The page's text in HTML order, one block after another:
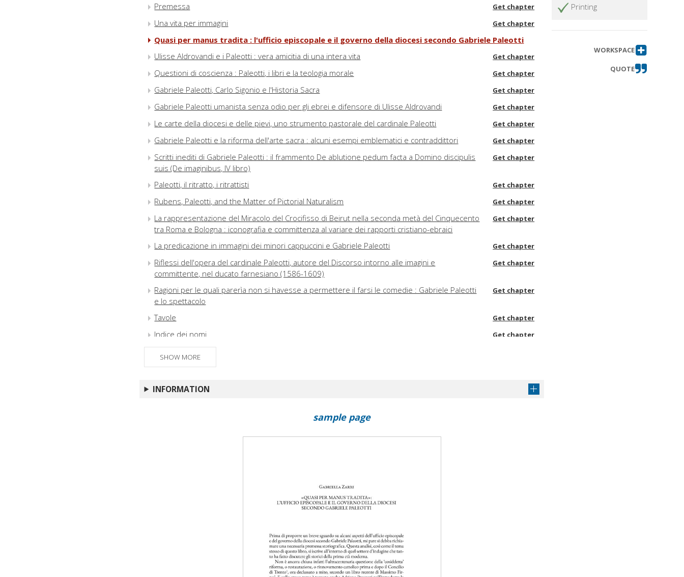
Premessa Get chapter
Una vita per immagini Get chapter
Quasi per manus tradita : l'ufficio episcopale e il governo della diocesi secondo Gabriele Paleotti
Ulisse Aldrovandi e i Paleotti : vera amicitia di una intera vita
Get chapter
Questioni di coscienza : Paleotti, i libri e la teologia morale Get chapter
Gabriele Paleotti, Carlo Sigonio e l'Historia Sacra Get chapter
Gabriele Paleotti umanista senza odio per gli ebrei e difensore di Ulisse Aldrovandi Get chapter
Le carte della diocesi e delle pievi, uno strumento pastorale del cardinale Paleotti Get chapter
Gabriele Paleotti e la riforma dell'arte sacra : alcuni esempi emblematici e contraddittori Get chapter
Scritti inediti di Gabriele Paleotti : il frammento De ablutione pedum facta a Domino discipulis
suis (De imaginibus, IV libro)
Get chapter
Paleotti, il ritratto, i ritrattisti Get chapter
Rubens, Paleotti, and the Matter of Pictorial Naturalism Get chapter
La rappresentazione del Miracolo del Crocifisso di Beirut nella seconda metà del Cinquecento
tra Roma e Bologna : iconografia e committenza al variare dei rapporti cristiano-ebraici
Get chapter
La predicazione in immagini dei minori cappuccini e Gabriele Paleotti Get chapter
Riflessi dell'opera del cardinale Paleotti, autore del Discorso intorno alle imagini e
committente, nel ducato farnesiano (1586-1609)
Get chapter
Ragioni per le quali parerìa non si havesse a permettere il farsi le comedie : Gabriele Paleotti
e lo spettacolo
Get chapter
Tavole Get chapter
Indice dei nomi Get chapter
SHOW MORE
INFORMATION
Printing
WORKSPACE
QUOTE
sample page